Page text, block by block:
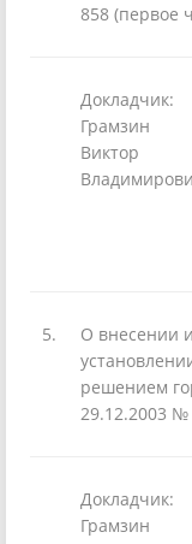
858 (первое
Докладчик:
Грамзин
Виктор
5.
О внесении
решением
29.12.2003 №
Докладчик:
Грамзин